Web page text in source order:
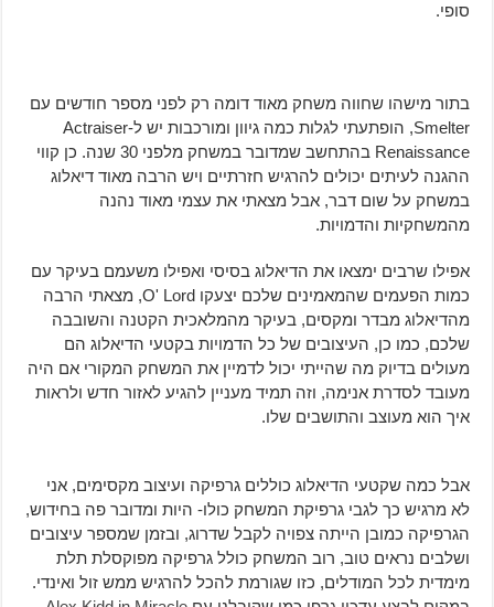
סופי.
בתור מישהו שחווה משחק מאוד דומה רק לפני מספר חודשים עם
Smelter, הופתעתי לגלות כמה גיוון ומורכבות יש ל-Actraiser
Renaissance בהתחשב שמדובר במשחק מלפני 30 שנה. כן קווי
ההגנה לעיתים יכולים להרגיש חזרתיים ויש הרבה מאוד דיאלוג
במשחק על שום דבר, אבל מצאתי את עצמי מאוד נהנה
מהמשחקיות והדמויות.
אפילו שרבים ימצאו את הדיאלוג בסיסי ואפילו משעמם בעיקר עם
כמות הפעמים שהמאמינים שלכם יצעקו O' Lord, מצאתי הרבה
מהדיאלוג מבדר ומקסים, בעיקר מהמלאכית הקטנה והשובבה
שלכם, כמו כן, העיצובים של כל הדמויות בקטעי הדיאלוג הם
מעולים בדיוק מה שהייתי יכול לדמיין את המשחק המקורי אם היה
מעובד לסדרת אנימה, וזה תמיד מעניין להגיע לאזור חדש ולראות
איך הוא מעוצב והתושבים שלו.
אבל כמה שקטעי הדיאלוג כוללים גרפיקה ועיצוב מקסימים, אני
לא מרגיש כך לגבי גרפיקת המשחק כולו- היות ומדובר פה בחידוש,
הגרפיקה כמובן הייתה צפויה לקבל שדרוג, ובזמן שמספר עיצובים
ושלבים נראים טוב, רוב המשחק כולל גרפיקה מפוקסלת תלת
מימדית לכל המודלים, כזו שגורמת להכל להרגיש ממש זול ואינדי.